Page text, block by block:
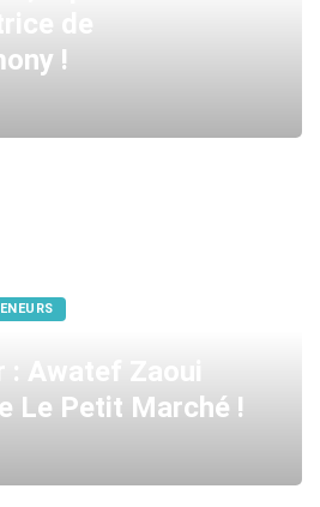
de
!
: Awatef Zaoui
Le Petit Marché !